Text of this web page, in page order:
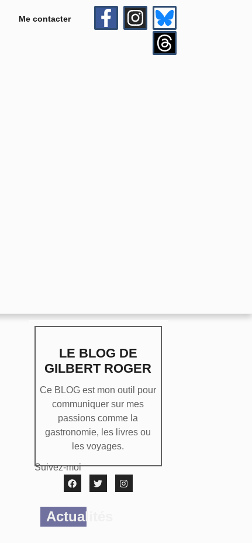
Me contacter
LE BLOG DE
GILBERT ROGER
Ce BLOG est mon outil pour
communiquer sur mes
passions comme la
gastronomie, les livres ou
les voyages.
Suivez-moi
Actualités